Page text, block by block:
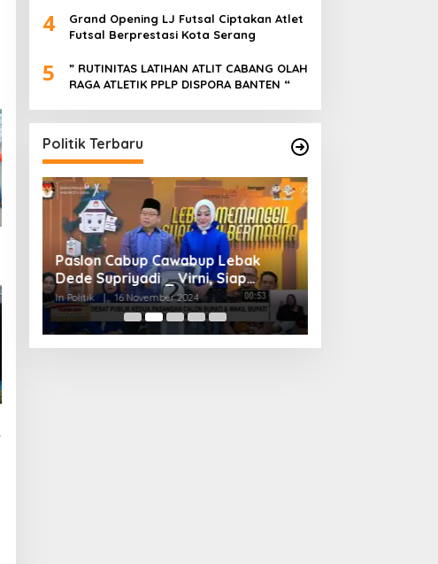
4
Grand Opening LJ Futsal Ciptakan Atlet
Futsal Berprestasi Kota Serang
5
” RUTINITAS LATIHAN ATLIT CABANG OLAH
RAGA ATLETIK PPLP DISPORA BANTEN “
Politik Terbaru
Paslon Cabup Cawabup Lebak
Dede Supriyadi _ Virni, Siap
Realisasikan Program
In Politik 16 November 2024